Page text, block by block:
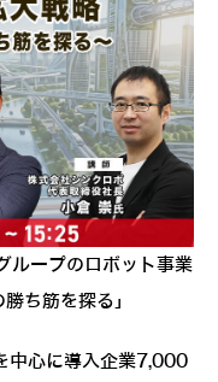
ループのロボット事業
ち筋を探る」
中心に導入企業7,000